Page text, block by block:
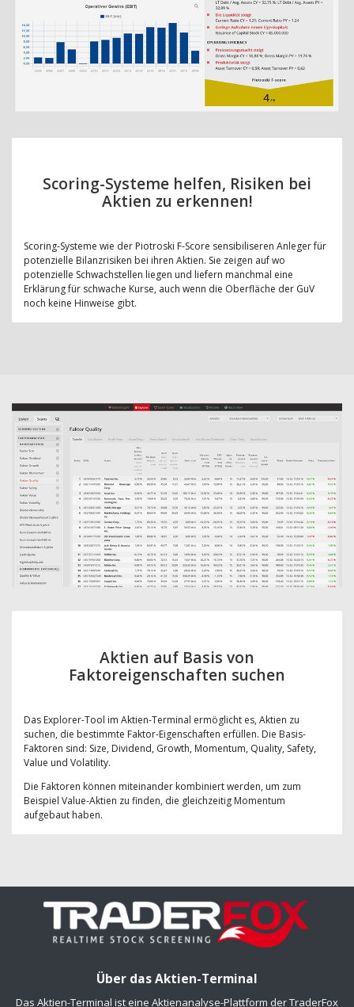
Scoring-Systeme helfen, Risiken bei
Aktien zu erkennen!
Scoring-Systeme wie der Piotroski F-Score sensibiliseren Anleger für
potenzielle Bilanzrisiken bei ihren Aktien. Sie zeigen auf wo
potenzielle Schwachstellen liegen und liefern manchmal eine
Erklärung für schwache Kurse, auch wenn die Oberfläche der GuV
noch keine Hinweise gibt.
Aktien auf Basis von
Faktoreigenschaften suchen
Das Explorer-Tool im Aktien-Terminal ermöglicht es, Aktien zu
suchen, die bestimmte Faktor-Eigenschaften erfüllen. Die Basis-
Faktoren sind: Size, Dividend, Growth, Momentum, Quality, Safety,
Value und Volatility.
Die Faktoren können miteinander kombiniert werden, um zum
Beispiel Value-Aktien zu finden, die gleichzeitig Momentum
aufgebaut haben.
Über das Aktien-Terminal
Das Aktien-Terminal ist eine Aktienanalyse-Plattform der TraderFox